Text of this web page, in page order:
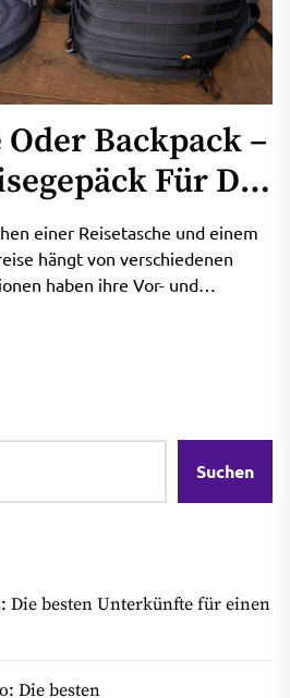
Backpack –
Für Die
einer Reisetasche und einem
hängt von verschiedenen
haben ihre Vor- und
Suchen
Die besten Unterkünfte für einen
Die besten